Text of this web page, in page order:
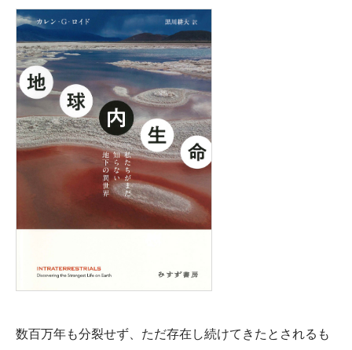
数百万年も分裂せず、ただ存在し続けてきたとされるも